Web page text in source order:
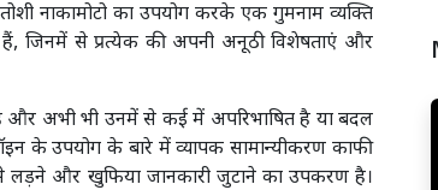
नाकामोटो का उपयोग करके एक गुमनाम व्यक्ति
हैं, जिनमें से प्रत्येक की अपनी अनूठी विशेषताएं और
है और अभी भी उनमें से कई में अपरिभाषित है या बदल
के उपयोग के बारे में व्यापक सामान्यीकरण काफी
लड़ने और खुफिया जानकारी जुटाने का उपकरण है।